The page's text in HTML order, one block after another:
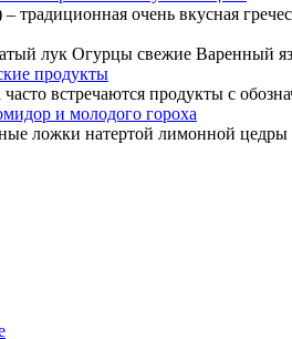
– традиционная очень вкусная
лук Огурцы свежие Варенный
продукты
встречаются продукты с
и молодого гороха
ложки натертой лимонной